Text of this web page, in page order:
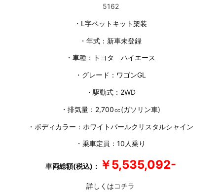
5162
・L字ベットキット架装
・年式：新車未登録
・車種：トヨタ ハイエース
・グレード：ワゴンGL
・駆動式：2WD
・排気量：2,700㏄(ガソリン車)
・ボディカラー：ホワイトパールクリスタルシャイン
・乗車定員：10人乗り
車両総額(税込)： ￥5,535,092-
詳しくはコチラ